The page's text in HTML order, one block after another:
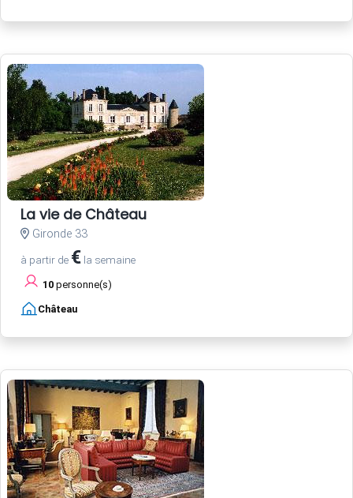
La vie de Château
Gironde 33
à partir de € la semaine
10 personne(s)
Château